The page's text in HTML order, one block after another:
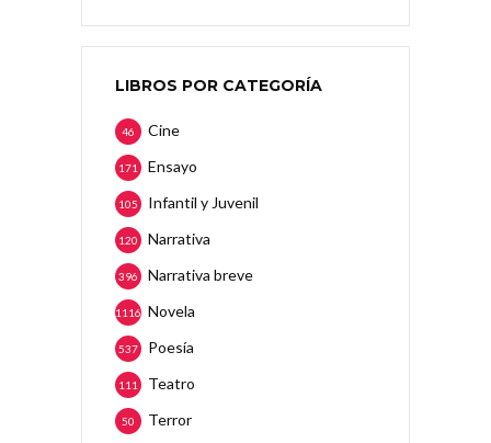
LIBROS POR CATEGORÍA
Cine
46
Ensayo
171
Infantil y Juvenil
105
Narrativa
120
Narrativa breve
396
Novela
1116
Poesía
537
Teatro
111
Terror
50